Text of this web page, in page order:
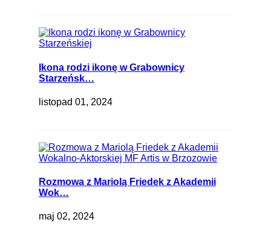
Ikona rodzi ikonę w Grabownicy
Starzeńsk…
listopad 01, 2024
Rozmowa z Mariolą Friedek z Akademii
Wok…
maj 02, 2024